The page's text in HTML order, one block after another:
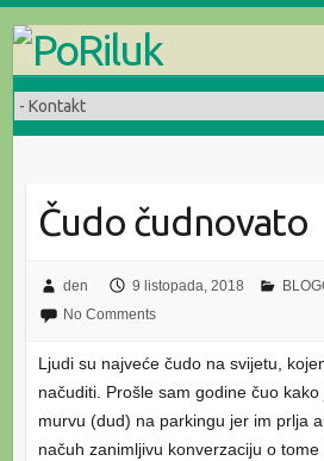
content
Čudo čudnovato
den 9 listopada, 2018
No Comments
Ljudi su najveće čudo na svijetu,
načuditi. Prošle sam godine čuo
murvu (dud) na parkingu jer im prlja
načuh zanimljivu konverzaciju o